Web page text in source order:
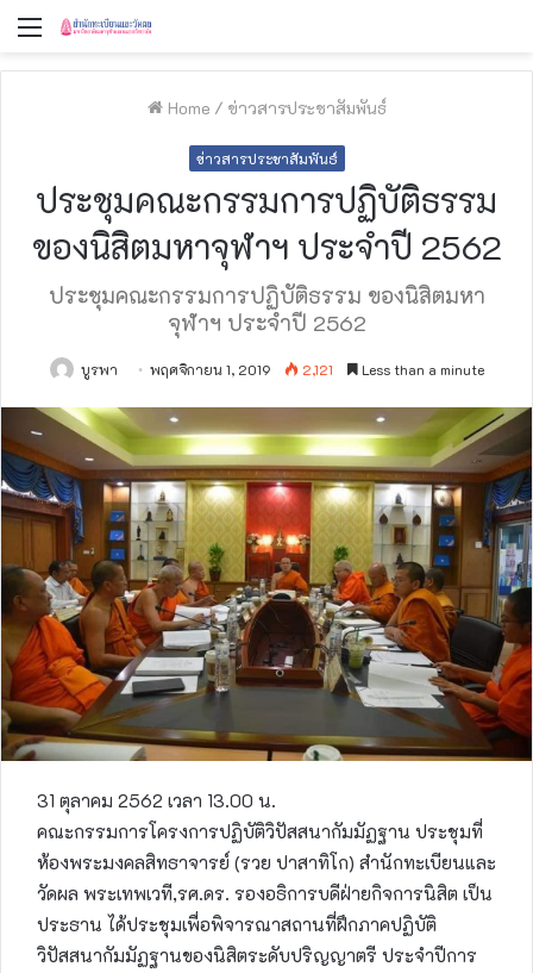
Menu
Home / ข่าวสารประชาสัมพันธ์
ข่าวสารประชาสัมพันธ์
ประชุมคณะกรรมการปฏิบัติธรรม
ของนิสิตมหาจุฬาฯ ประจำปี 2562
ประชุมคณะกรรมการปฏิบัติธรรม ของนิสิตมหา
จุฬาฯ ประจำปี 2562
บูรพา พฤศจิกายน 1, 2019 2,121 Less than a minute
31 ตุลาคม 2562 เวลา 13.00 น.
คณะกรรมการโครงการปฏิบัติวิปัสสนากัมมัฏฐาน ประชุมที่
ห้องพระมงคลสิทธาจารย์ (รวย ปาสาทิโก) สำนักทะเบียนและ
วัดผล พระเทพเวที,รศ.ดร. รองอธิการบดีฝ่ายกิจการนิสิต เป็น
ประธาน ได้ประชุมเพื่อพิจารณาสถานที่ฝึกภาคปฏิบัติ
วิปัสสนากัมมัฏฐานของนิสิตระดับปริญญาตรี ประจำปีการ